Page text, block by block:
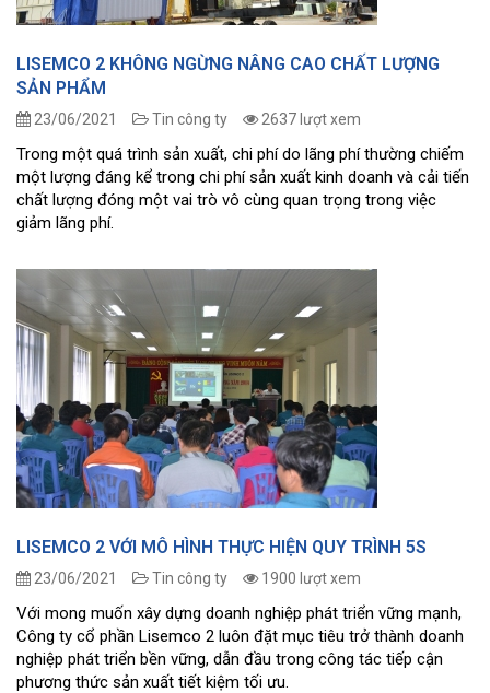
LISEMCO 2 KHÔNG NGỪNG NÂNG CAO CHẤT LƯỢNG
SẢN PHẨM
23/06/2021 Tin công ty 2637 lượt xem
Trong một quá trình sản xuất, chi phí do lãng phí thường chiếm
một lượng đáng kể trong chi phí sản xuất kinh doanh và cải tiến
chất lượng đóng một vai trò vô cùng quan trọng trong việc
giảm lãng phí.
LISEMCO 2 VỚI MÔ HÌNH THỰC HIỆN QUY TRÌNH 5S
23/06/2021 Tin công ty 1900 lượt xem
Với mong muốn xây dựng doanh nghiệp phát triển vững mạnh,
Công ty cổ phần Lisemco 2 luôn đặt mục tiêu trở thành doanh
nghiệp phát triển bền vững, dẫn đầu trong công tác tiếp cận
phương thức sản xuất tiết kiệm tối ưu.